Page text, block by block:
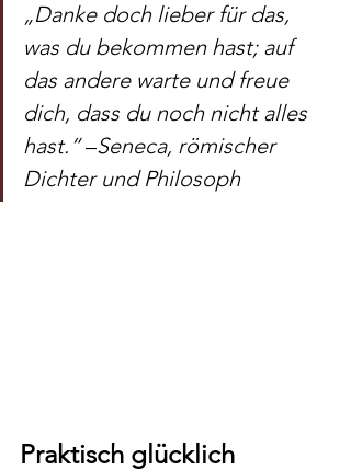
„Danke doch lieber für das,
was du bekommen hast; auf
das andere warte und freue
dich, dass du noch nicht alles
hast.“ –Seneca, römischer
Dichter und Philosoph
Praktisch glücklich